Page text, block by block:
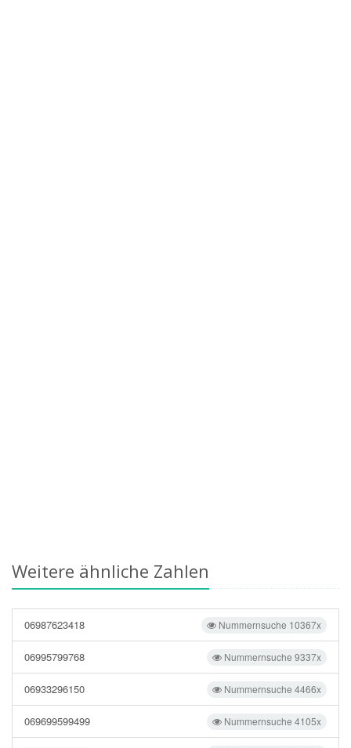
Weitere ähnliche Zahlen
Nummernsuche 10367x
06987623418
Nummernsuche 9337x
06995799768
Nummernsuche 4466x
06933296150
Nummernsuche 4105x
069699599499